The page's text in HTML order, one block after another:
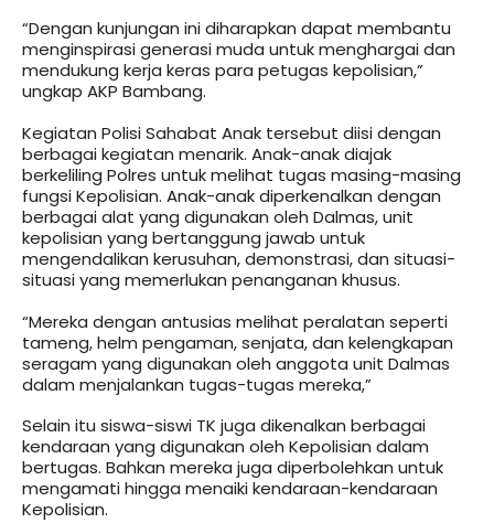
“Dengan kunjungan ini diharapkan dapat membantu
menginspirasi generasi muda untuk menghargai dan
mendukung kerja keras para petugas kepolisian,”
ungkap AKP Bambang.
Kegiatan Polisi Sahabat Anak tersebut diisi dengan
berbagai kegiatan menarik. Anak-anak diajak
berkeliling Polres untuk melihat tugas masing-masing
fungsi Kepolisian. Anak-anak diperkenalkan dengan
berbagai alat yang digunakan oleh Dalmas, unit
kepolisian yang bertanggung jawab untuk
mengendalikan kerusuhan, demonstrasi, dan situasi-
situasi yang memerlukan penanganan khusus.
“Mereka dengan antusias melihat peralatan seperti
tameng, helm pengaman, senjata, dan kelengkapan
seragam yang digunakan oleh anggota unit Dalmas
dalam menjalankan tugas-tugas mereka,”
Selain itu siswa-siswi TK juga dikenalkan berbagai
kendaraan yang digunakan oleh Kepolisian dalam
bertugas. Bahkan mereka juga diperbolehkan untuk
mengamati hingga menaiki kendaraan-kendaraan
Kepolisian.